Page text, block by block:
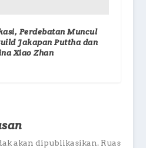
Perdebatan Muncul
Jakapan Puttha dan
Xiao Zhan
akan dipublikasikan. Ruas